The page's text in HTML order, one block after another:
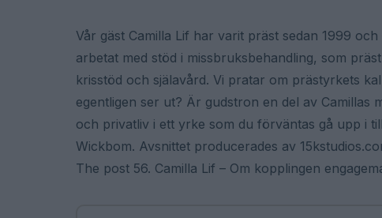
Vår gäst Camilla Lif har varit präst sedan 1999
arbetat med stöd i missbruksbehandling, som
krisstöd och själavård. Vi pratar om prästyrkets
egentligen ser ut? Är gudstron en del av
och privatliv i ett yrke som du förväntas gå upp i
Wickbom. Avsnittet producerades av
The post 56. Camilla Lif – Om kopplingen